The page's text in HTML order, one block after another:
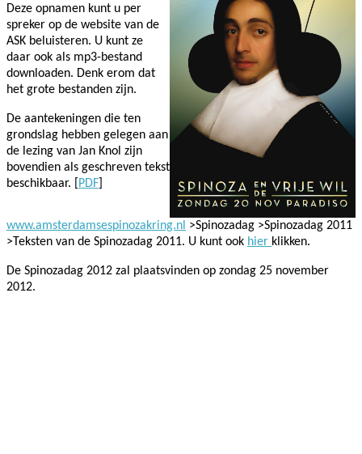
Deze opnamen kunt u per
spreker op de website van de
ASK beluisteren. U kunt ze
daar ook als mp3-bestand
downloaden. Denk erom dat
het grote bestanden zijn.
De aantekeningen die ten
grondslag hebben gelegen aan
de lezing van Jan Knol zijn
bovendien als geschreven tekst
beschikbaar. [
PDF
www.amsterdamsespinozakring.nl >Spinozadag >Spinozadag 2011
>Teksten van de Spinozadag 2011. U kunt ook hier klikken.
De Spinozadag 2012 zal plaatsvinden op zondag 25 november
2012.